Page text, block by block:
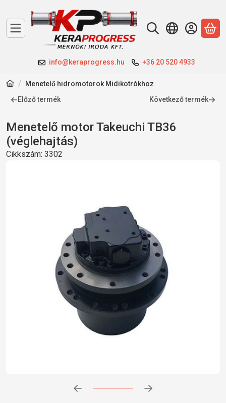
info@keraprogress.hu +36 20 520 4933
A
Menetelő hidromotorok Midikotrókhoz
Előző termék
Következő termék
Menetelő motor Takeuchi TB36
(véglehajtás)
Cikkszám: 3302